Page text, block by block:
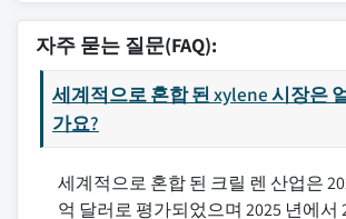
자주 묻는 질문(FAQ):
세계적으로 혼합 된 xylene 시장은
가요?
세계적으로 혼합 된 크릴 렌 산업은
억 달러로 평가되었으며 2025 년에서